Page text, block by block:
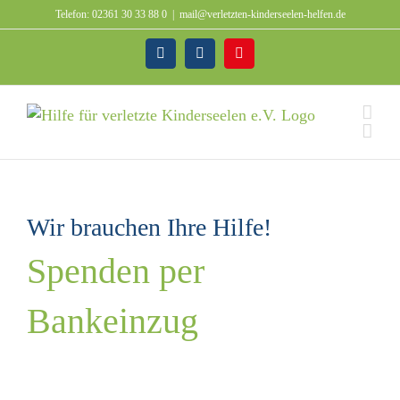
Inhalt
Telefon: 02361 30 33 88 0 mail@verletzten-kinderseelen-helfen.de
FacebookInstagramSpenden
Wir brauchen Ihre Hilfe!
Spenden per
Bankeinzug